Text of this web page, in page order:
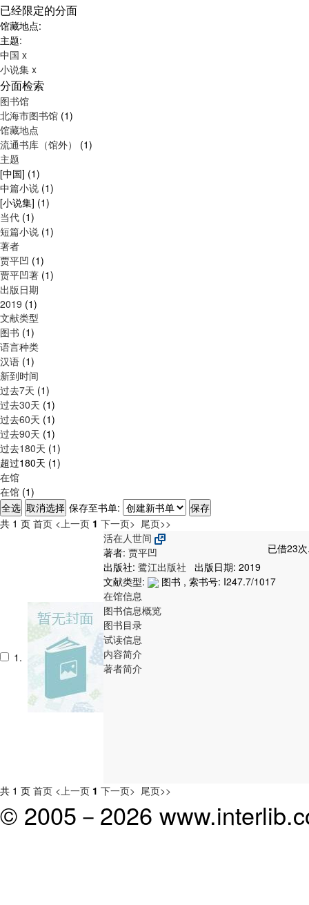
已经限定的分面
馆藏地点:
主题:
中国 x
小说集 x
分面检索
图书馆
北海市图书馆 (1)
馆藏地点
流通书库（馆外） (1)
主题
[中国] (1)
中篇小说 (1)
[小说集] (1)
当代 (1)
短篇小说 (1)
著者
贾平凹 (1)
贾平凹著 (1)
出版日期
2019 (1)
文献类型
图书 (1)
语言种类
汉语 (1)
新到时间
过去7天 (1)
过去30天 (1)
过去60天 (1)
过去90天 (1)
过去180天 (1)
超过180天 (1)
在馆
在馆 (1)
保存至书单:
共 1 页 首页 <上一页 1 下一页> 尾页>>
1.
活在人世间
已借23
著者: 贾平凹
出版社: 鹭江出版社
出版日期: 2019
文献类型:
图书 , 索书号: I247.7/1017
在馆信息
图书信息概览
图书目录
试读信息
内容简介
著者简介
共 1 页 首页 <上一页 1 下一页> 尾页>>
© 2005－ 2026